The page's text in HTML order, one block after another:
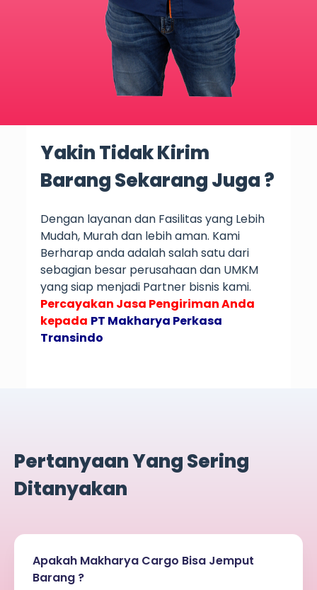
Yakin Tidak Kirim
Barang Sekarang Juga ?
Dengan layanan dan Fasilitas yang Lebih
Mudah, Murah dan lebih aman. Kami
Berharap anda adalah salah satu dari
sebagian besar perusahaan dan UMKM
yang siap menjadi Partner bisnis kami.
Percayakan Jasa Pengiriman Anda
kepada PT Makharya Perkasa
Transindo
Pertanyaan Yang Sering
Ditanyakan
Apakah Makharya Cargo Bisa Jemput
Barang ?